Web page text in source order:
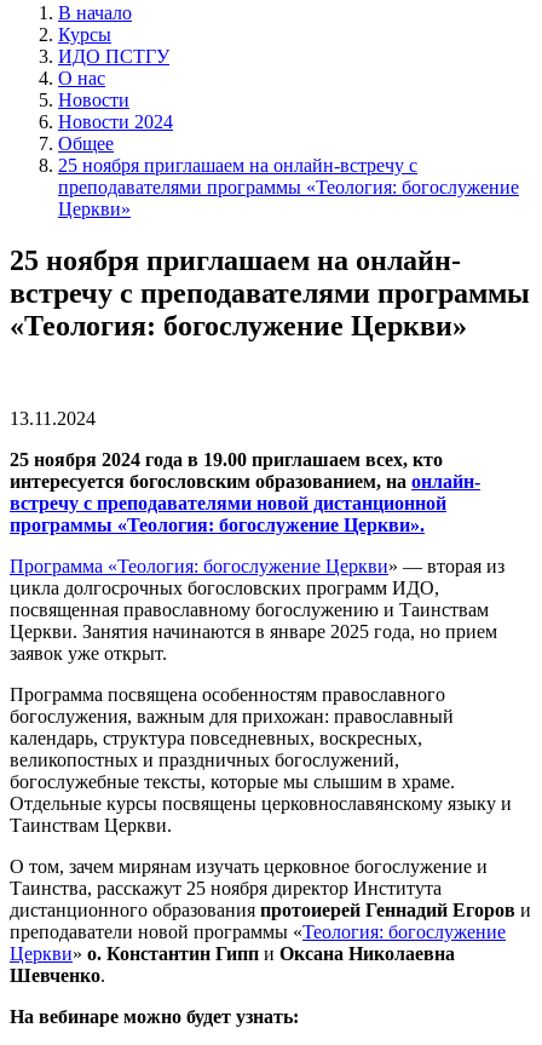
В начало
Курсы
ИДО ПСТГУ
О нас
Новости
Новости 2024
Общее
25 ноября приглашаем на онлайн-встречу с
преподавателями программы «Теология: богослужение
Церкви»
25 ноября приглашаем на онлайн-
встречу с преподавателями программы
«Теология: богослужение Церкви»
13.11.2024
25 ноября 2024 года в 19.00 приглашаем всех, кто
интересуется богословским образованием, на онлайн-
встречу с преподавателями новой дистанционной
программы «Теология: богослужение Церкви».
Программа «Теология: богослужение Церкви» — вторая из
цикла долгосрочных богословских программ ИДО,
посвященная православному богослужению и Таинствам
Церкви. Занятия начинаются в январе 2025 года, но прием
заявок уже открыт.
Программа посвящена особенностям православного
богослужения, важным для прихожан: православный
календарь, структура повседневных, воскресных,
великопостных и праздничных богослужений,
богослужебные тексты, которые мы слышим в храме.
Отдельные курсы посвящены церковнославянскому языку и
Таинствам Церкви.
О том, зачем мирянам изучать церковное богослужение и
Таинства, расскажут 25 ноября директор Института
дистанционного образования протоиерей Геннадий Егоров и
преподаватели новой программы «Теология: богослужение
Церкви» о. Константин Гипп и Оксана Николаевна
Шевченко.
На вебинаре можно будет узнать: